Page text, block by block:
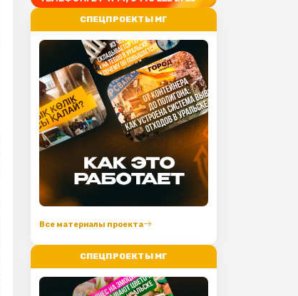
СПЕЦПРОЕКТЫ МГ
Все материалы проекта
СПЕЦПРОЕКТЫ МГ